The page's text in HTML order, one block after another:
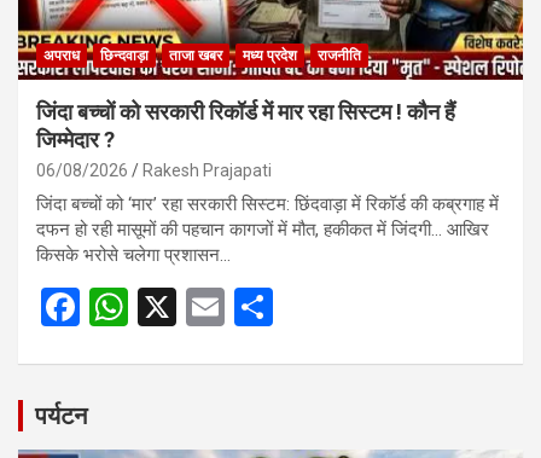
अपराध छिन्दवाड़ा ताजा खबर मध्य प्रदेश राजनीति
जिंदा बच्चों को सरकारी रिकॉर्ड में मार रहा सिस्टम ! कौन हैं
जिम्मेदार ?
06/08/2026 Rakesh Prajapati
जिंदा बच्चों को ‘मार’ रहा सरकारी सिस्टम: छिंदवाड़ा में रिकॉर्ड की कब्रगाह में
दफन हो रही मासूमों की पहचान कागजों में मौत, हकीकत में जिंदगी… आखिर
किसके भरोसे चलेगा प्रशासन…
F
b
W
X
E
पर्यटन